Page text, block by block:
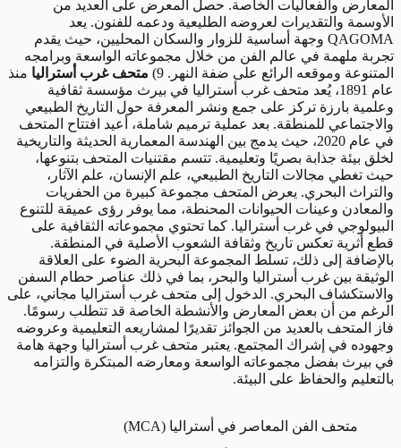
المعارض والفعاليات الخاصة. حصل المعرض على العديد من
الأوسمة والتقديرات لعروضه الطليعية ودعمه للفنون. يعد
QAGOMA وجهة أساسية للزوار والسكان المحليين، حيث يقدم
تجربة ملهمة في عالم الفن من خلال مجموعاته الواسعة وبرامجه
المتنوعة وموقعه الرائع على ضفة النهر. 9)
متحف غرب أستراليا منذ
عام 1891، يُعد متحف غرب أستراليا في بيرث مؤسسة ثقافية
وعلمية بارزة تركز على جمع ونشر المعرفة حول التاريخ الطبيعي
والاجتماعي للمنطقة. بعد عملية ترميم شاملة، أعيد افتتاح المتحف
في عام 2020، حيث يدمج بين الهندسة المعمارية الحديثة والتاريخية
لخلق بيئة جذابة بصريًا وتعليمية. تتسم مقتنيات المتحف بتنوعها،
حيث تغطي مجالات التاريخ الطبيعي، علم الإنسان، علم الآثار،
والتراث البحري. يعرض المتحف مجموعة كبيرة من الحفريات
والمعادن وعينات الحيوانات المحنطة، مما يوفر رؤى عميقة للتنوع
البيولوجي في غرب أستراليا. كما تحتوي مجموعاته الثقافية على
قطع أثرية تعكس تاريخ وثقافة الشعوب الأصلية في المنطقة.
بالإضافة إلى ذلك، تسلط المجموعة البحرية الضوء على العلاقة
الوثيقة بين غرب أستراليا والبحر، بما في ذلك عناصر حطام السفن
والاستكشاف البحري. الدخول إلى متحف غرب أستراليا مجاني، على
الرغم من أن بعض المعارض والأنشطة الخاصة قد تتطلب رسومًا.
فاز المتحف بالعديد من الجوائز تقديرًا لمشاريعه التعليمية وعروضه
وجهوده في إشراك المجتمع. يعتبر متحف غرب أستراليا وجهة هامة
في بيرث بفضل مجموعاته الواسعة ومعارضه المبتكرة والتزامه
بالتعليم والحفاظ على البيئة.
متحف الفن المعاصر في أستراليا (MCA)